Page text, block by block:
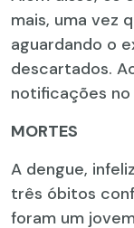
mais, uma vez
aguardando o
descartados.
notificações no
MORTES
A dengue,
três óbitos
foram um